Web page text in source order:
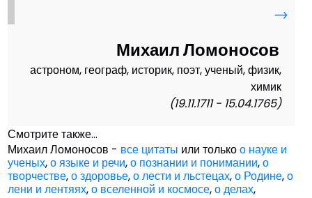
→
Михаил Ломоносов
астроном, географ, историк, поэт, ученый, физик,
химик
(19.11.1711 - 15.04.1765)
Смотрите также...
Михаил Ломоносов - все цитаты или толькоо науке и
ученых,о языке и речи,о познании и понимании,о
творчестве,о здоровье,о лести и льстецах,о Родине,о
лени и лентяях,о вселенной и космосе,о делах,